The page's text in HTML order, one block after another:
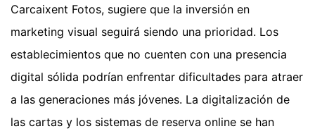
Carcaixent Fotos, sugiere que la inversión en
marketing visual seguirá siendo una prioridad. Los
establecimientos que no cuenten con una presencia
digital sólida podrían enfrentar dificultades para atraer
a las generaciones más jóvenes. La digitalización de
las cartas y los sistemas de reserva online se han